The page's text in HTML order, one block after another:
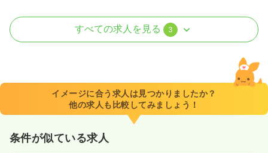
外来 正・准看護師
8:30～12:30
時給1,400円以上可
気になる
すべての求人を見る 3
イメージに合う求人は見つかりましたか？
他の求人も比較してみましょう！
条件が似ている求人